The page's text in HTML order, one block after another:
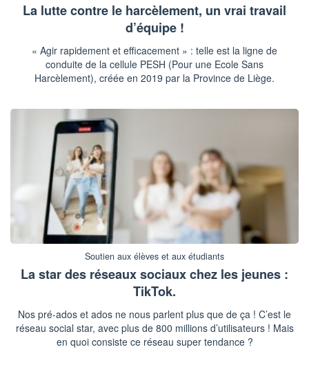
La lutte contre le harcèlement, un vrai travail
d’équipe !
« Agir rapidement et efficacement » : telle est la ligne de
conduite de la cellule PESH (Pour une Ecole Sans
Harcèlement), créée en 2019 par la Province de Liège.
Soutien aux élèves et aux étudiants
La star des réseaux sociaux chez les jeunes :
TikTok.
Nos pré-ados et ados ne nous parlent plus que de ça ! C’est le
réseau social star, avec plus de 800 millions d’utilisateurs ! Mais
en quoi consiste ce réseau super tendance ?